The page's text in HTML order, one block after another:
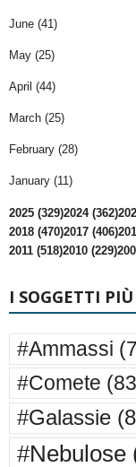
June (41)
May (25)
April (44)
March (25)
February (28)
January (11)
2025 (329)2024 (362)
2018 (470)2017 (406)
2011 (518)2010 (229)
I SOGGETTI
#Ammassi
#Comete
#Galassie
#Nebulose